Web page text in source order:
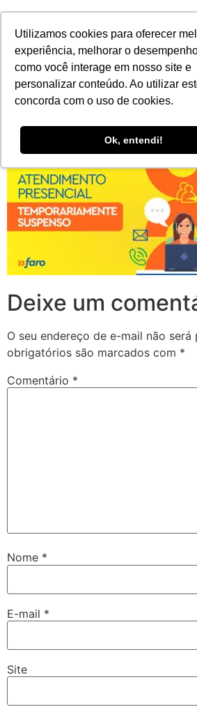
Utilizamos cookies para oferecer
experiência, melhorar o
como você interage em nosso site e
personalizar conteúdo. Ao utilizar
concorda com o uso de cookies.
Ok, entendi!
IMG-
WA0014
Deixe um
O seu endereço de e-mail não será
obrigatórios são marcados com *
Comentário *
Nome *
E-mail *
Site